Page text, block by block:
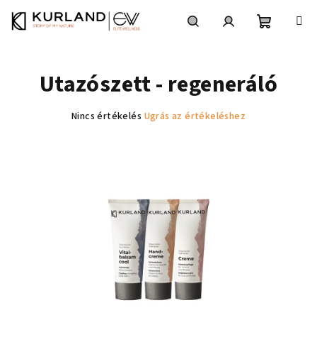
Utazószett - regeneráló
A
Nincs értékelés Ugrás az értékeléshez